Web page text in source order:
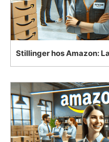
Stillinger hos Amazon: